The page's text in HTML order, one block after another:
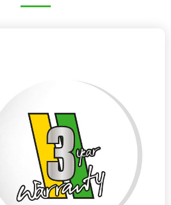
Slovenija
Lietuvių kalba
Česká republika